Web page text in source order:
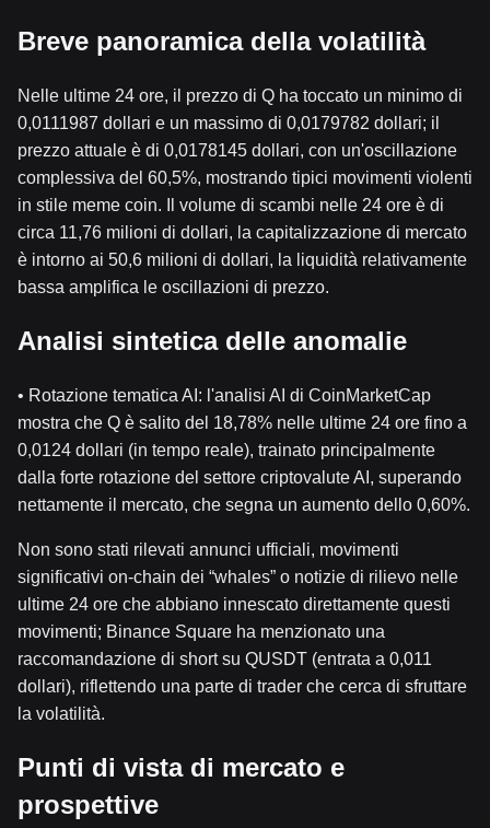
Breve panoramica della volatilità
Nelle ultime 24 ore, il prezzo di Q ha toccato un minimo di
0,0111987 dollari e un massimo di 0,0179782 dollari; il
prezzo attuale è di 0,0178145 dollari, con un'oscillazione
complessiva del 60,5%, mostrando tipici movimenti violenti
in stile meme coin. Il volume di scambi nelle 24 ore è di
circa 11,76 milioni di dollari, la capitalizzazione di mercato
è intorno ai 50,6 milioni di dollari, la liquidità relativamente
bassa amplifica le oscillazioni di prezzo.
Analisi sintetica delle anomalie
• Rotazione tematica AI: l'analisi AI di CoinMarketCap
mostra che Q è salito del 18,78% nelle ultime 24 ore fino a
0,0124 dollari (in tempo reale), trainato principalmente
dalla forte rotazione del settore criptovalute AI, superando
nettamente il mercato, che segna un aumento dello 0,60%.
Non sono stati rilevati annunci ufficiali, movimenti
significativi on-chain dei “whales” o notizie di rilievo nelle
ultime 24 ore che abbiano innescato direttamente questi
movimenti; Binance Square ha menzionato una
raccomandazione di short su QUSDT (entrata a 0,011
dollari), riflettendo una parte di trader che cerca di sfruttare
la volatilità.
Punti di vista di mercato e
prospettive